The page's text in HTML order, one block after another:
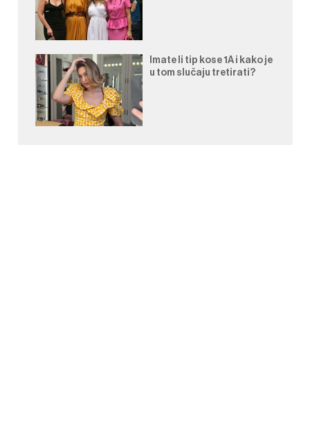
Imate li tip kose 1A i kako je
u tom slučaju tretirati?